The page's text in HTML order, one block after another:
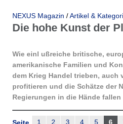
NEXUS Magazin /Artikel &
Die hohe Kunst der
Wie einl ußreiche britische,
amerikanische Familien und
dem Krieg Handel trieben, auch
profitieren und die Schätze der
Regierungen in die Hände
1 2 3 4 5 6